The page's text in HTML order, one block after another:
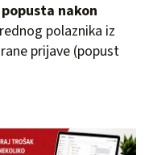
nakon
polaznika iz
prijave (popust